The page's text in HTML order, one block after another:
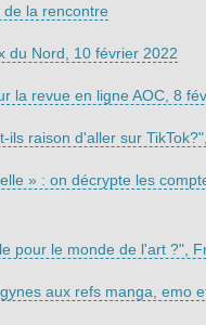
de la rencontre
du Nord, 10 février 2022
la revue en ligne AOC, 8
raison d'aller sur
» : on décrypte les
pour le monde de l'art ?",
aux refs manga, emo